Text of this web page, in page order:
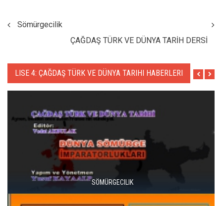
Sömürgecilik
ÇAĞDAŞ TÜRK VE DÜNYA TARİH DERSİ
LISE 4: ÇAĞDAŞ TÜRK VE DÜNYA TARIHI HABERLERI
SÖMÜRGECILIK